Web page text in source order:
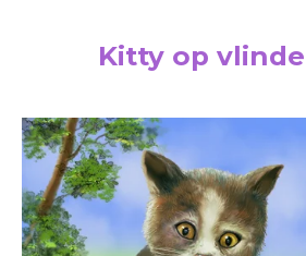
Kitty op